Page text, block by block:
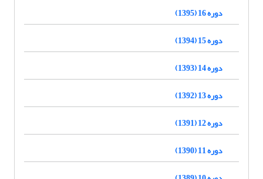
دوره 16 (1395)
دوره 15 (1394)
دوره 14 (1393)
دوره 13 (1392)
دوره 12 (1391)
دوره 11 (1390)